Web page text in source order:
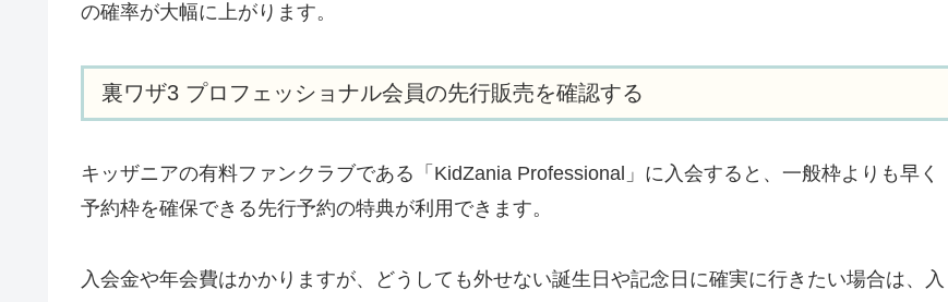
の確率が大幅に上がります。
裏ワザ3 プロフェッショナル会員の先行販売を確認する
キッザニアの有料ファンクラブである「KidZania Professional」に入会すると、一般枠よりも早く
予約枠を確保できる先行予約の特典が利用できます。
入会金や年会費はかかりますが、どうしても外せない誕生日や記念日に確実に行きたい場合は、入